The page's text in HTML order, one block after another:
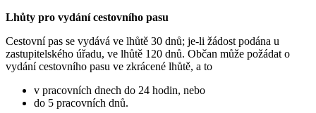
Lhůty pro vydání cestovního pasu
Cestovní pas se vydává ve lhůtě 30 dnů; je-li žádost podána u
zastupitelského úřadu, ve lhůtě 120 dnů. Občan může požádat o
vydání cestovního pasu ve zkrácené lhůtě, a to
v pracovních dnech do 24 hodin, nebo
do 5 pracovních dnů.